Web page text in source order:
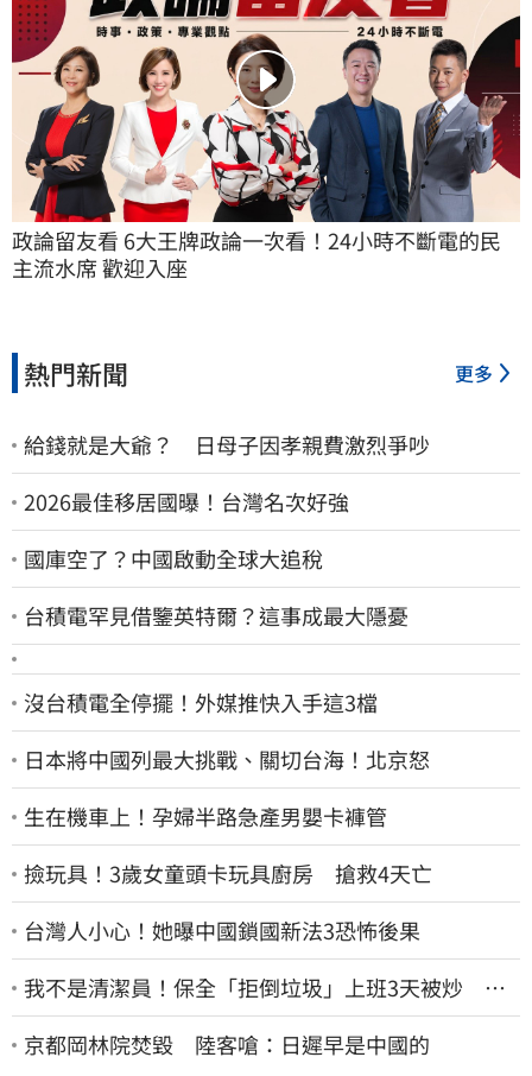
政論留友看 6大王牌政論一次看！24小時不斷電的民
主流水席 歡迎入座
熱門新聞 更多
給錢就是大爺？ 日母子因孝親費激烈爭吵
2026最佳移居國曝！台灣名次好強
國庫空了？中國啟動全球大追稅
台積電罕見借鑒英特爾？這事成最大隱憂
沒台積電全停擺！外媒推快入手這3檔
日本將中國列最大挑戰、關切台海！北京怒
生在機車上！孕婦半路急產男嬰卡褲管
撿玩具！3歲女童頭卡玩具廚房 搶救4天亡
台灣人小心！她曝中國鎖國新法3恐怖後果
我不是清潔員！保全「拒倒垃圾」上班3天被炒 找
法院討公道結果出爐
京都岡林院焚毀 陸客嗆：日遲早是中國的